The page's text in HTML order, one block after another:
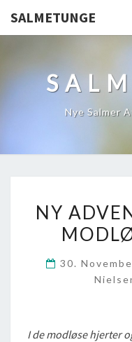
SALMETUNGE
Nye Salmer
NY
30.
I de modløse hjerter